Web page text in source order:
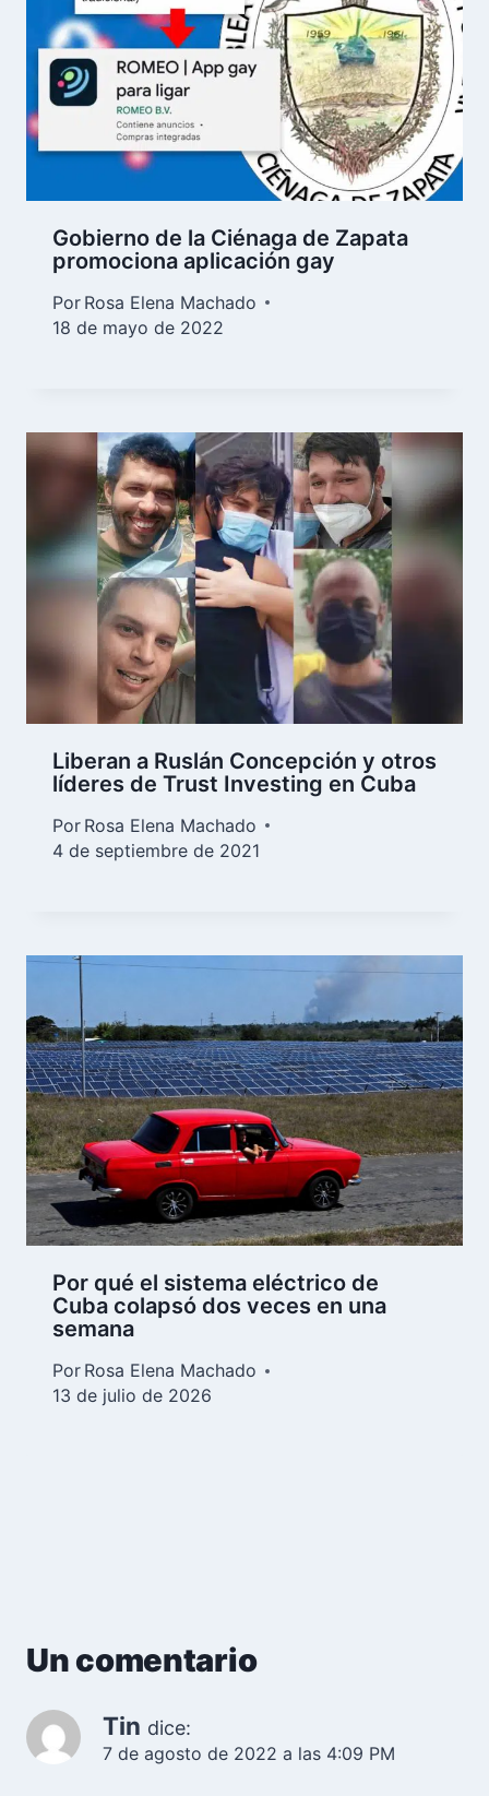
Gobierno de la Ciénaga de Zapata
promociona aplicación gay
Por Rosa Elena Machado
18 de mayo de 2022
Liberan a Ruslán Concepción y otros
líderes de Trust Investing en Cuba
Por Rosa Elena Machado
4 de septiembre de 2021
Por qué el sistema eléctrico de
Cuba colapsó dos veces en una
semana
Por Rosa Elena Machado
13 de julio de 2026
Un comentario
Tin dice:
7 de agosto de 2022 a las 4:09 PM